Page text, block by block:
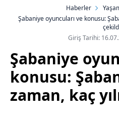
Haberler
Şabaniye oyuncuları ve konusu:
Giriş Tarihi:
Şabaniye
konusu:
zaman, kaç